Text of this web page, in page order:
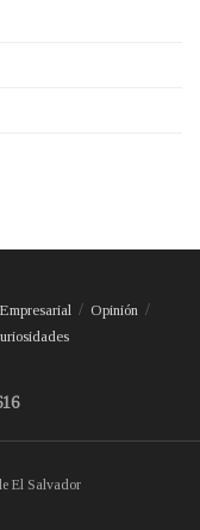
Empresarial
Opinión
El Salvador